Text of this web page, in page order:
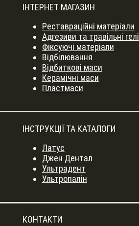
ІНТЕРНЕТ МАГАЗИН
Реставраційні матеріали
Адгезиви та травільні гелі
Фіксуючі матеріали
Відбілювання
Відбиткові маси
Керамічні маси
Пластмаси
ІНСТРУКЦІЇ ТА КАТАЛОГИ
Латус
Джен Дентал
Ультрадент
Ультропалін
КОНТАКТИ